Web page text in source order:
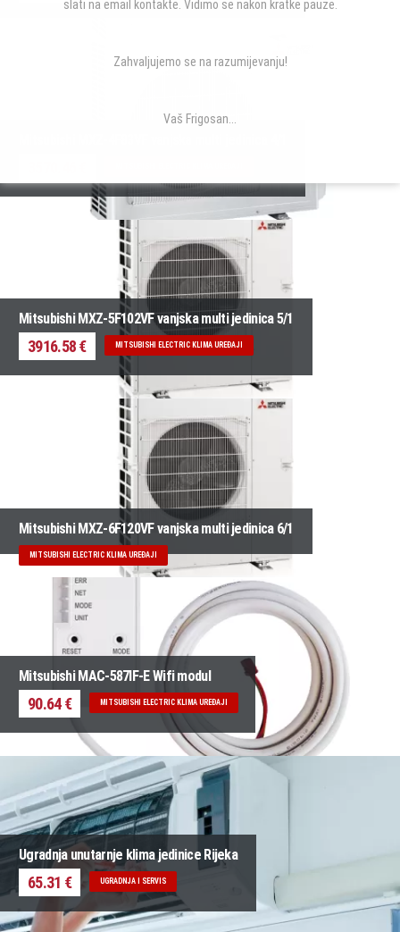
Mitsubishi MXZ-5F102VF vanjska multi jedinica 5/1
3916.58 € MITSUBISHI ELECTRIC KLIMA UREĐAJI
Mitsubishi MXZ-6F120VF vanjska multi jedinica 6/1
MITSUBISHI ELECTRIC KLIMA UREĐAJI
Mitsubishi MAC-587IF-E Wifi modul
90.64 € MITSUBISHI ELECTRIC KLIMA UREĐAJI
Ugradnja unutarnje klima jedinice Rijeka
65.31 € UGRADNJA I SERVIS
slati na email kontakte. Vidimo se nakon kratke pauze.
Zahvaljujemo se na razumijevanju!
Vaš Frigosan...